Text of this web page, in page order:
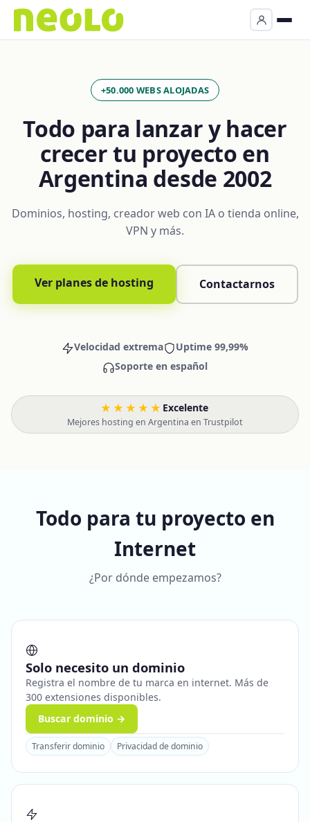
+50.000 WEBS ALOJADAS
Todo para lanzar y hacer
crecer tu proyecto en
Argentina desde 2002
Dominios, hosting, creador web con IA o tienda online,
VPN y más.
Ver planes de hosting Contactarnos
Velocidad extrema
Uptime 99,99%
Soporte en español
★★★★★ Excelente·
Mejores hosting en Argentina en Trustpilot
Todo para tu proyecto en
Internet
¿Por dónde empezamos?
Solo necesito un dominio
Registra el nombre de tu marca en internet. Más de
300 extensiones disponibles.
Buscar dominio →
Transferir dominio Privacidad de dominio